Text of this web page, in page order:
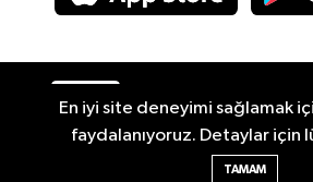
Haber Yazılımı:
En iyi site deneyimi sağlamak
faydalanıyoruz. Detaylar için
TAMAM